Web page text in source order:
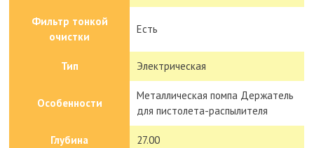
Фильтр тонкой
очистки
Есть
Тип Электрическая
Особенности
Металлическая помпа Держатель
для пистолета-распылителя
Глубина 27.00